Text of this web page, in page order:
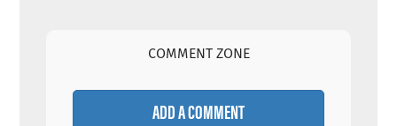
COMMENT ZONE
ADD A COMMENT